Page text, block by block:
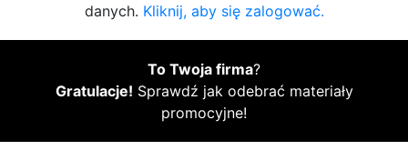
danych. Kliknij, aby się zalogować.
To Twoja firma?
Gratulacje! Sprawdź jak odebrać materiały
promocyjne!